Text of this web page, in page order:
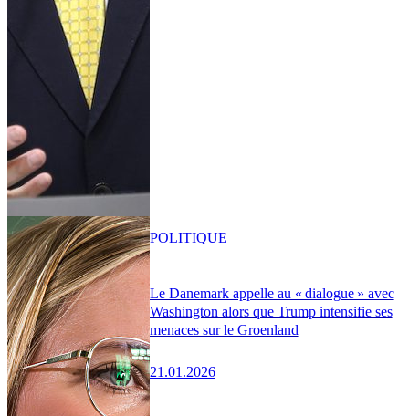
Le Danemark appelle au « dialogue » avec
Washington alors que Trump intensifie ses
menaces sur le Groenland
21.01.2026
POLITIQUE